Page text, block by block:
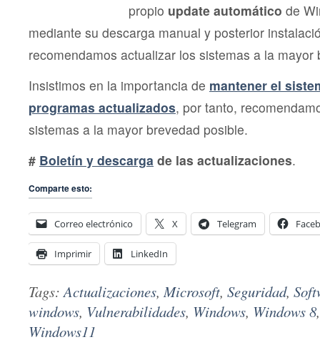
propio update automático de
mediante su descarga manual y posterior
recomendamos actualizar los sistemas a la mayor
Insistimos en la importancia de mantener el
programas actualizados, por tanto,
sistemas a la mayor brevedad posible.
# Boletín y descarga de las actualizaciones.
Comparte esto:
Correo electrónico X Telegram
Imprimir LinkedIn
Tags:Actualizaciones,Microsoft, Seguridad,
windows, Vulnerabilidades, Windows, Windows 8
Windows11